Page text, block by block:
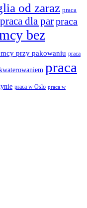
od zaraz praca
praca dla parpraca
bez
przy pakowaniu praca
praca
praca w Oslo praca w